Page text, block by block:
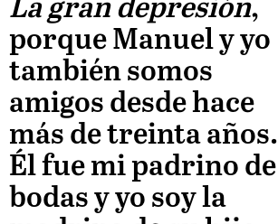
La gran depresión,
porque Manuel y yo
también somos
amigos desde hace
más de treinta años.
Él fue mi padrino de
bodas y yo soy la